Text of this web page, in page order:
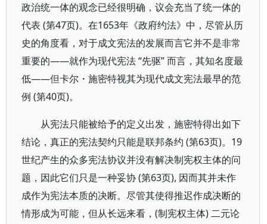
政治统一体的观念已经很明确，议会充当了统一体的
代表 (第47页)。在1653年《政府约法》中，尽管从历
史的角度看，对于成文宪法的发展而言它并不是非常
重要的——就作为现代宪法 “先驱” 而言，其知名度最
低——但卡尔・施密特视其为现代成文宪法最早的范
例 (第40页)。
从宪法只能被给予的定义出发，施密特得出如下
结论，真正的宪法契约只能是联邦条约 (第63页)。19
世纪产生的众多宪法协议并没有解决制宪权主体的问
题，因此它们只是一种妥协 (第63页), 因而其并未作
成作为宪法本质的决断。尽管其使得推迟作成决断的
情形成为可能，但从长远来看，(制宪权主体) 二元论